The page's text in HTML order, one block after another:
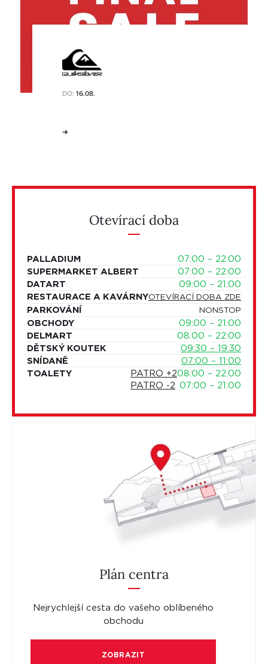
DO:16.08.
Plán centra
Nejrychlejší cesta do vašeho oblíbeného
obchodu
ZOBRAZIT
Otevírací doba
PALLADIUM
07:00 – 22:00
SUPERMARKET ALBERT
07:00 – 22:00
DATART
09:00 – 21:00
RESTAURACE A KAVÁRNYOTEVÍRACÍ DOBA ZDE
PARKOVÁNÍ NONSTOP
OBCHODY
09:00 – 21:00
DELMART
08:00 – 22:00
DĚTSKÝ KOUTEK
09:30 – 19:30
SNÍDANĚ
07:00 – 11:00
TOALETY
PATRO +208:00 – 22:00
PATRO -2 07:00 – 21:00